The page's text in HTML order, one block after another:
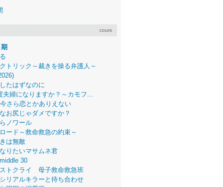
cours
トリック～裁きを操る弁護人～
たはずなのに
夫婦になりますか？～カモフ...
さら恋とかありえない
お尻じゃダメですか？
ノワール
ード～救命救急の約束～
は無敵
りたいマサムネ君
30
トクライ 母子救命救急班
リアルキラーと待ち合わせ